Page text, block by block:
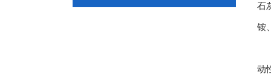
石
铵
动